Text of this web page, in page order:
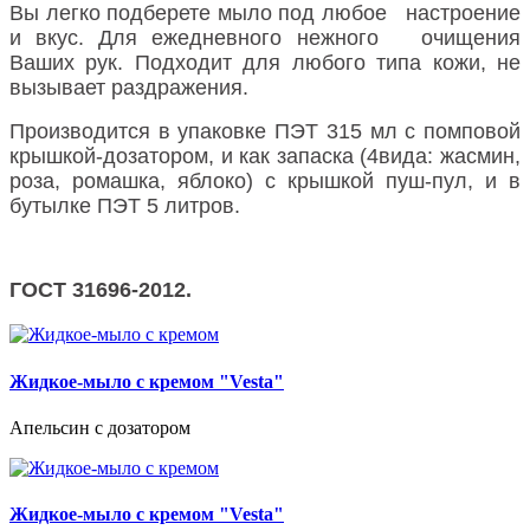
Вы легко подберете мыло под любое настроение
и вкус. Для ежедневного нежного очищения
Ваших рук. Подходит для любого типа кожи, не
вызывает раздражения.
Производится в упаковке ПЭТ 315 мл с помповой
крышкой-дозатором, и как запаска (4вида: жасмин,
роза, ромашка, яблоко) с крышкой пуш-пул, и в
бутылке ПЭТ 5 литров.
ГОСТ 31696-2012.
Жидкое-мыло с кремом "Vesta"
Апельсин с дозатором
Жидкое-мыло с кремом "Vesta"